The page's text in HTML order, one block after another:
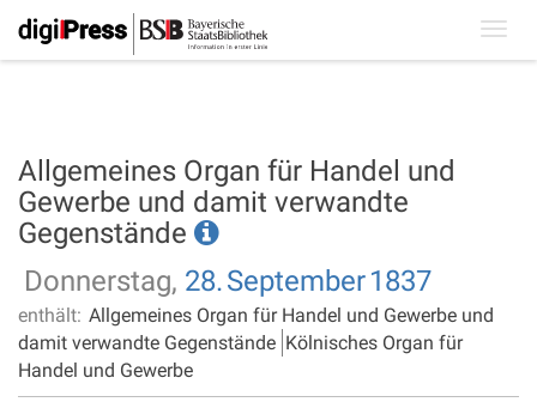
Allgemeines Organ für Handel und
Gewerbe und damit verwandte
Gegenstände
Donnerstag, 28.September1837
enthält: Allgemeines Organ für Handel und Gewerbe und
damit verwandte Gegenstände Kölnisches Organ für
Handel und Gewerbe